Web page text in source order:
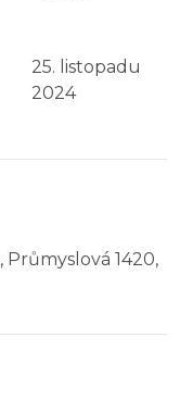
25. listopadu
2024
, Průmyslová 1420,